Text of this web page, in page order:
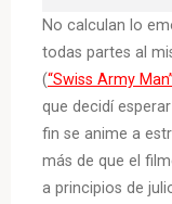
No calculan lo
todas partes al
(“Swiss Army Man”
que decidí
fin se anime a
más de que el
a principios de